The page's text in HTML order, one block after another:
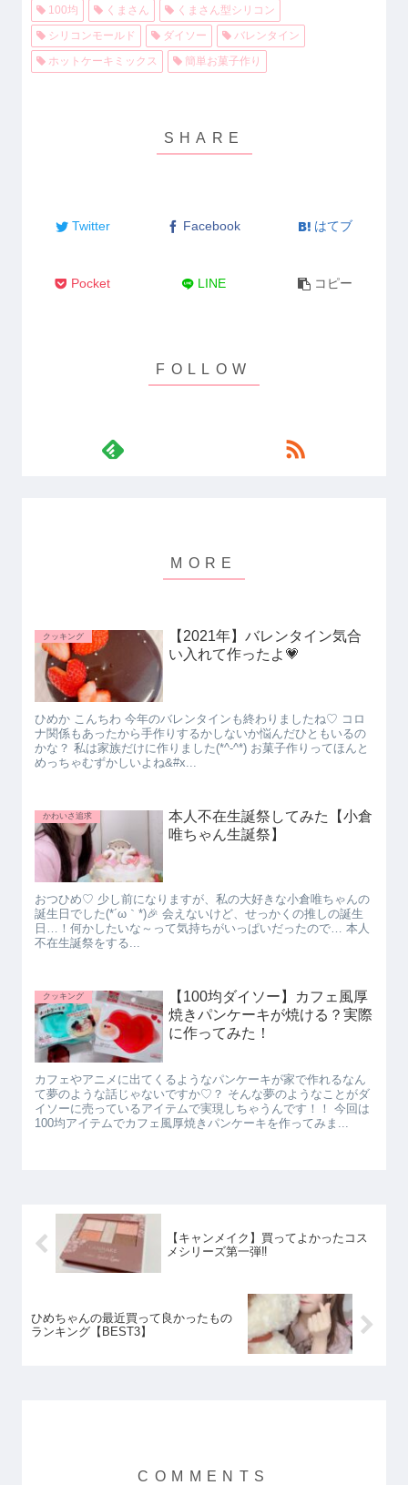
100均 くまさん
くまさん型シリコン
シリコンモールド
ダイソー
バレンタイン
ホットケーキミックス
簡単お菓子作り
Twitter Facebook はてブ
Pocket LINE コピー
クッキング
【2021年】バレンタイン気合
い入れて作ったよ💗
ひめか こんちわ 今年のバレンタインも終わりましたね♡ コロ
ナ関係もあったから手作りするかしないか悩んだひともいるの
かな？ 私は家族だけに作りました(*^-^*) お菓子作りってほんと
めっちゃむずかしいよね&#x...
かわいさ追求
本人不在生誕祭してみた【小倉
唯ちゃん生誕祭】
おつひめ♡ 少し前になりますが、私の大好きな小倉唯ちゃんの
誕生日でした(*´ω｀*)🎉 会えないけど、せっかくの推しの誕生
日…！何かしたいな～って気持ちがいっぱいだったので… 本人
不在生誕祭をする...
クッキング
【100均ダイソー】カフェ風厚
焼きパンケーキが焼ける？実際
に作ってみた！
カフェやアニメに出てくるようなパンケーキが家で作れるなん
て夢のような話じゃないですか♡？ そんな夢のようなことがダ
イソーに売っているアイテムで実現しちゃうんです！！ 今回は
100均アイテムでカフェ風厚焼きパンケーキを作ってみま...
【キャンメイク】買ってよかったコス
メシリーズ第一弾‼
ひめちゃんの最近買って良かったもの
ランキング【BEST3】